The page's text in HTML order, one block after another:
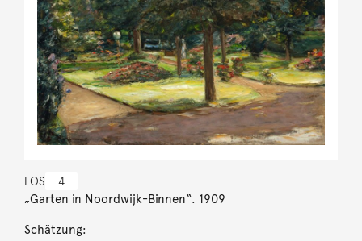
LOS 4
„Garten in Noordwijk-Binnen“. 1909
Schätzung: